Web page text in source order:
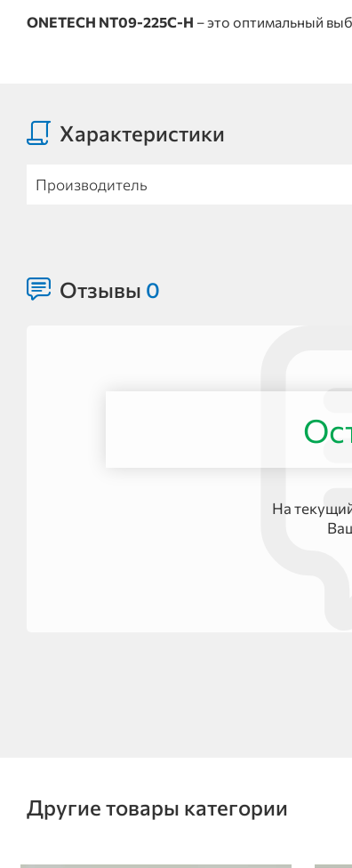
ONETECH NT09-225C-H – это оптимальный
Характеристики
Производитель
Отзывы 0
На
Другие товары категории